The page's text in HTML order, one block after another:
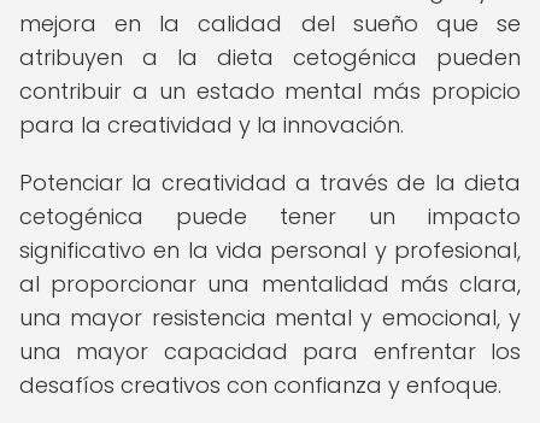
mejora en la calidad del sueño que se
atribuyen a la dieta cetogénica pueden
contribuir a un estado mental más propicio
para la creatividad y la innovación.
Potenciar la creatividad a través de la dieta
cetogénica puede tener un impacto
significativo en la vida personal y profesional,
al proporcionar una mentalidad más clara,
una mayor resistencia mental y emocional, y
una mayor capacidad para enfrentar los
desafíos creativos con confianza y enfoque.